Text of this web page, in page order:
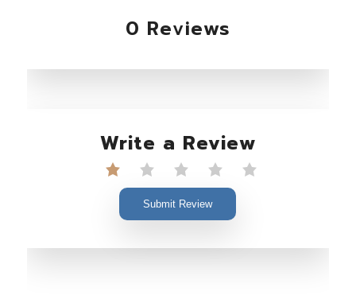
0 Reviews
Write a Review
Submit Review